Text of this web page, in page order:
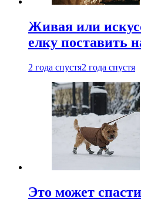
Живая или
елку поставить
2 года спустя2 года спустя
Это может